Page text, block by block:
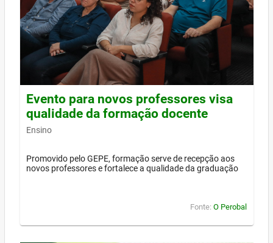
Evento para novos professores visa
qualidade da formação docente
Ensino
Promovido pelo GEPE, formação serve de recepção aos
novos professores e fortalece a qualidade da graduação
Fonte: O Perobal